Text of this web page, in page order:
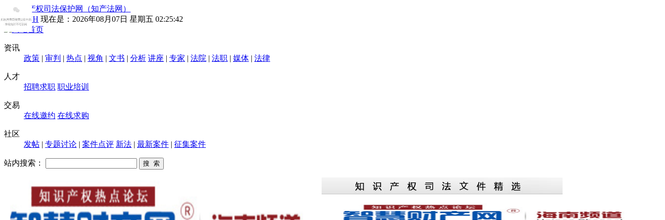
ENGLISH 现在是： 2026年08月07日 星期五 02:25:43
资讯
政策 | 审判 | 热点 | 视角 | 文书 | 分析 讲座 | 专家 | 法院 | 法职 | 媒体 | 法律
人才
招聘求职 职业培训
交易
在线邀约 在线求购
社区
发帖 | 专题讨论 | 案件点评 新法 | 最新案件 | 征集案件
站内搜索：